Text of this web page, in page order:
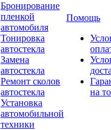
Бронирование
пленкой
автомобиля
Тонировка
автостекла
Замена
автостекла
Ремонт сколов
автостекла
Установка
автомобильной
техники
Помощь
на